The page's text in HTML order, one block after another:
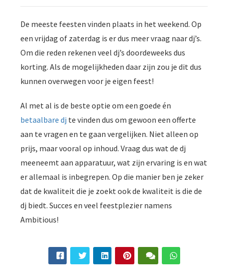
De meeste feesten vinden plaats in het weekend. Op
een vrijdag of zaterdag is er dus meer vraag naar dj’s.
Om die reden rekenen veel dj’s doordeweeks dus
korting. Als de mogelijkheden daar zijn zou je dit dus
kunnen overwegen voor je eigen feest!
Al met al is de beste optie om een goede én
betaalbare dj te vinden dus om gewoon een offerte
aan te vragen en te gaan vergelijken. Niet alleen op
prijs, maar vooral op inhoud. Vraag dus wat de dj
meeneemt aan apparatuur, wat zijn ervaring is en wat
er allemaal is inbegrepen. Op die manier ben je zeker
dat de kwaliteit die je zoekt ook de kwaliteit is die de
dj biedt. Succes en veel feestplezier namens
Ambitious!